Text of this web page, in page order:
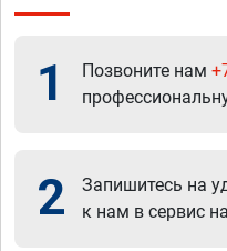
1 Позвоните нам
2
Запишитесь на
к нам в сервис